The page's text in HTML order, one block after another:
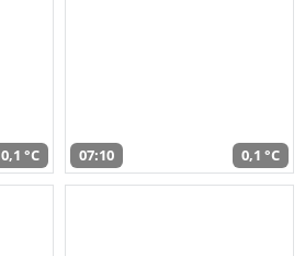
0,1 °C 07:10 0,1 °C